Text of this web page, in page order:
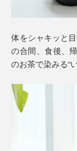
体をシャキッと
の合間、食後、
のお茶で染みる“